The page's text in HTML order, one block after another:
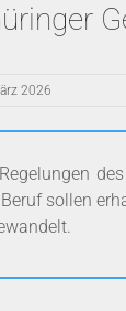
2026
sollen